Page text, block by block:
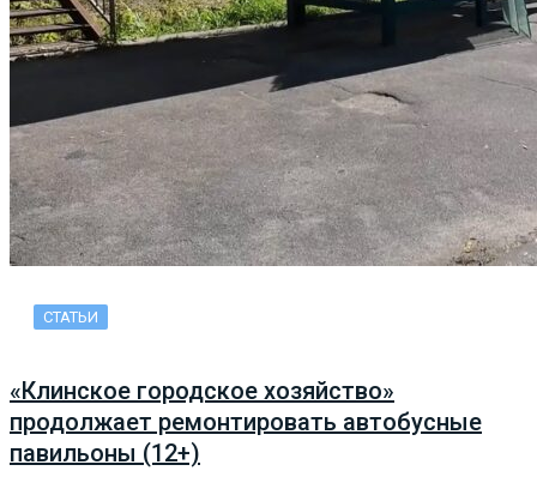
СТАТЬИ
«Клинское городское хозяйство»
продолжает ремонтировать автобусные
павильоны (12+)